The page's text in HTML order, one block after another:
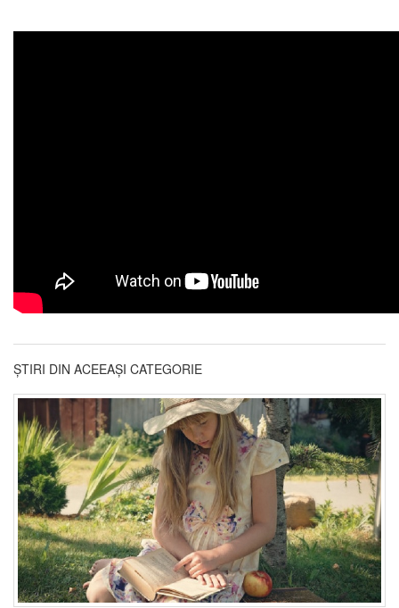
ȘTIRI DIN ACEEAȘI CATEGORIE